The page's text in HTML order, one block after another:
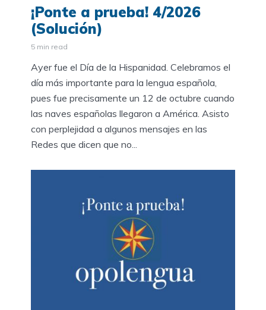
¡Ponte a prueba! 4/2026
(Solución)
5 min read
Ayer fue el Día de la Hispanidad. Celebramos el
día más importante para la lengua española,
pues fue precisamente un 12 de octubre cuando
las naves españolas llegaron a América. Asisto
con perplejidad a algunos mensajes en las
Redes que dicen que no...